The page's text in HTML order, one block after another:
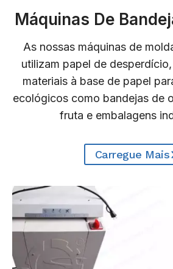
Máquinas De
As nossas máquinas de
utilizam papel de
materiais à base de papel
ecológicos como bandejas de
fruta e embalagens
Carregue Mais